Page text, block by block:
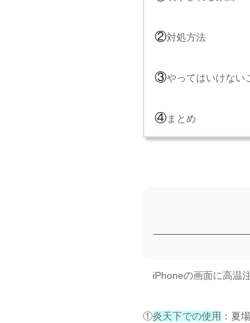
②対処方法
③やってはいけない
④まとめ
iPhoneの画面に高温
①炎天下での使用 ：夏